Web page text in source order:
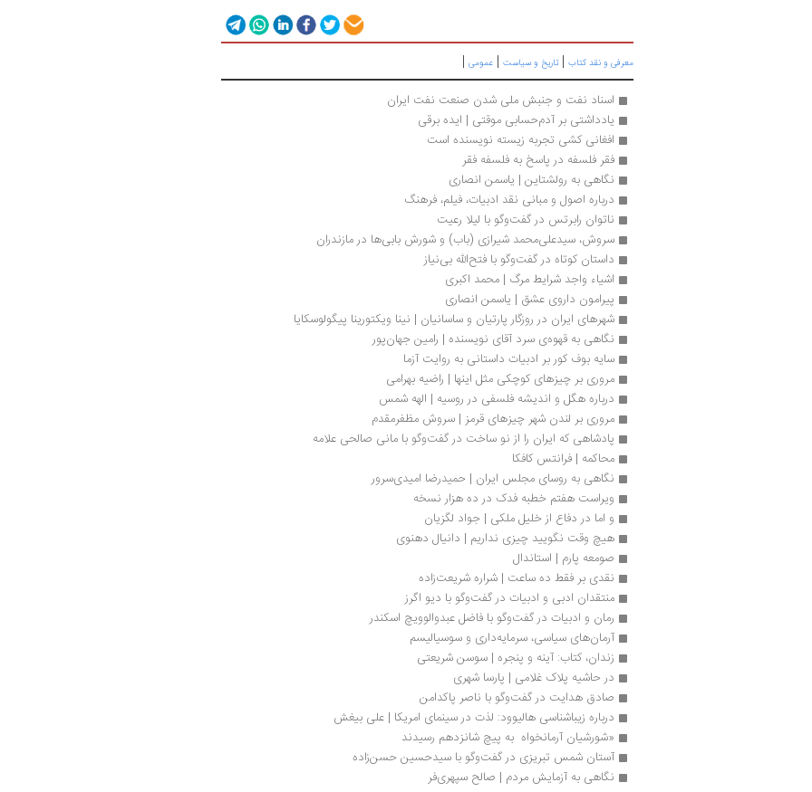
معرفی و نقد کتاب | تاریخ و سیاست | عمومی |
اسناد نفت و جنبش ملی شدن صنعت نفت ایران
یادداشتی بر آدم‌حسابی موقتی | ایده برقی
افغانی کشی تجربه زیسته نویسنده است
فقر فلسفه در پاسخ به فلسفه فقر
نگاهی به رولشتاین | یاسمن انصاری
درباره اصول و مبانی نقد ادبیات، فیلم، فرهنگ
ناتوان رابرتس در گفت‌وگو با لیلا رعیت
سروش، سیدعلی‌محمد شیرازی (باب) و شورش بابی‌ها در مازندران
داستان کوتاه در گفت‌وگو با فتح‌الله بی‌نیاز
اشیاء واجد شرایط مرگ | محمد اکبری
پیرامون داروی عشق | یاسمن انصاری
شهرهای ایران در روزگار پارتیان و ساسانیان | نینا ویکتورینا پیگولوسکایا
نگاهی به قهوه‌ی سرد آقای نویسنده | رامین جهان‌پور
سایه بوف کور بر ادبیات داستانی به روایت آزما
مروری بر چیزهای کوچکی مثل اینها | راضیه بهرامی
درباره هگل و اندیشه فلسفی در روسیه | الهه شمس
مروری بر لندن شهر چیزهای قرمز | سروش مظفرمقدم
پادشاهی که ایران را از نو ساخت در گفت‌و‌گو با مانی صالحی علامه
محاکمه | فرانتس کافکا
نگاهی به روسای مجلس ایران | حمیدرضا امیدی‌سرور
ویراست هفتم خطبه فدک در ده هزار نسخه
و اما در دفاع از خلیل ملکی | جواد لگزیان
هیچ وقت نگویید چیزی نداریم | دانیال دهنوی
صومعه پارم | استاندال
نقدی بر فقط ده ساعت | شراره شریعت‌زاده
منتقدان ادبی و ادبیات در گفت‌وگو با دیو اگرز
رمان و ادبیات در گفت‌وگو با فاضل عبدوالوویچ اسکندر
آرمان‌های سیاسی، سرمایه‌داری و سوسیالیسم
زندان، کتاب: آینه و پنجره | سوسن شریعتی
در حاشیه پلاک غلامی | پارسا شهری
صادق هدایت در گفت‌وگو با ناصر پاکدامن
درباره زیباشناسی هالیوود: لذت در سینمای امریکا | علی بیغش
«شورشیان آرمانخواه  به پیچ شانزدهم رسیدند
آستان شمس تبریزی در گفت‌وگو با سیدحسین حسن‌زاده
نگاهی به آزمایش مردم | صالح سپهری‌فر